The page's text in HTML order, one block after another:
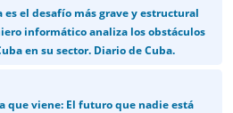
es el desafío más grave y estructural
informático analiza los obstáculos
en su sector. Diario de Cuba.
que viene: El futuro que nadie está